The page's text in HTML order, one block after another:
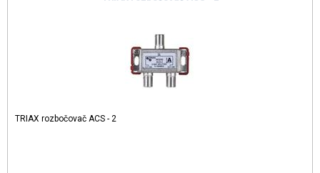
TRIAX rozbočovač ACS - 2